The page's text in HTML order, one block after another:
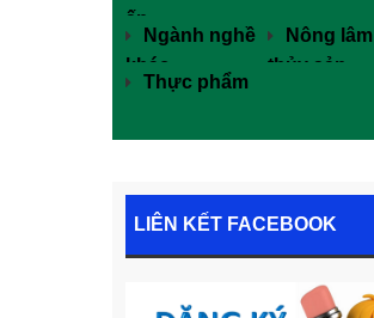
ấn
Ngành nghề
khác
Nông lâm
thủy sản
Thực phẩm
LIÊN KẾT FACEBOOK